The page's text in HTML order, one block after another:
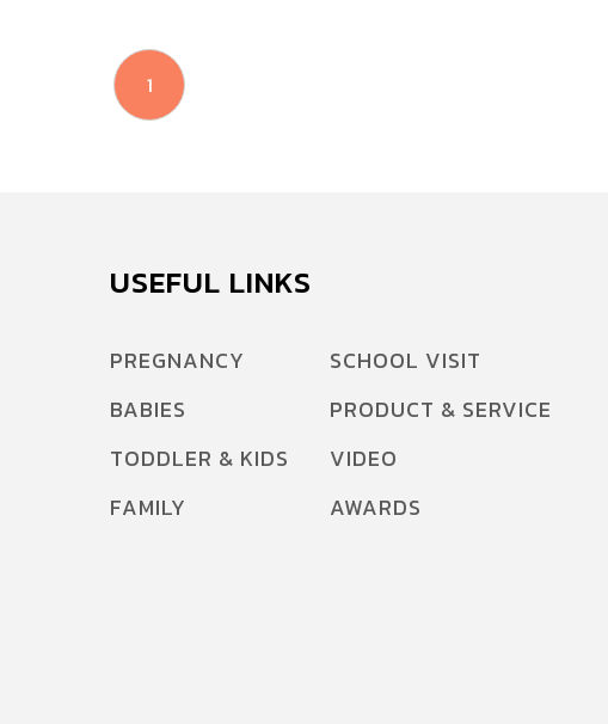
1
USEFUL LINKS
PREGNANCY
BABIES
TODDLER & KIDS
FAMILY
SCHOOL VISIT
PRODUCT & SERVICE
VIDEO
AWARDS